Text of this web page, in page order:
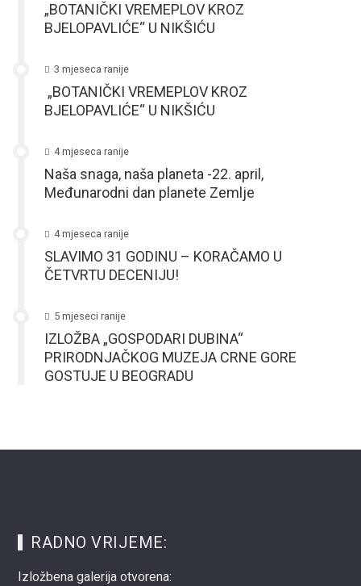
„BOTANIČKI VREMEPLOV KROZ
BJELOPAVLIĆE“ U NIKŠIĆU
3 mjeseca ranije
„BOTANIČKI VREMEPLOV KROZ
BJELOPAVLIĆE“ U NIKŠIĆU
4 mjeseca ranije
Naša snaga, naša planeta -22. april,
Međunarodni dan planete Zemlje
4 mjeseca ranije
SLAVIMO 31 GODINU – KORAČAMO U
ČETVRTU DECENIJU!
5 mjeseci ranije
IZLOŽBA „GOSPODARI DUBINA“
PRIRODNJAČKOG MUZEJA CRNE GORE
GOSTUJE U BEOGRADU
RADNO VRIJEME:
Izložbena galerija otvorena: